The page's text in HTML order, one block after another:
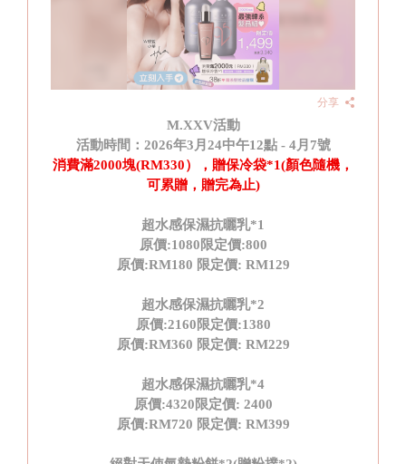
分享
M.XXV活動
活動時間： 2026年3 月 24中午12點- 4月 7號
消費滿2000塊(RM330），贈保冷袋*1(顏色隨機，
可累贈，贈完為止)
超水感保濕抗曬乳*1
原價:1080限定價:800
原價:RM180 限定價: RM129
超水感保濕抗曬乳*2
原價:2160限定價:1380
原價:RM360 限定價: RM229
超水感保濕抗曬乳*4
原價:4320限定價: 2400
原價:RM720 限定價: RM399